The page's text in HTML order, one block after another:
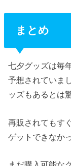
まとめ
七夕グッズは毎
予想されていま
ッズもあるとは
再販されてもす
ゲットできなか